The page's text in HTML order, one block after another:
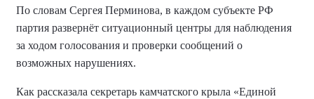
По словам Сергея Перминова, в каждом субъекте РФ
партия развернёт ситуационный центры для наблюдения
за ходом голосования и проверки сообщений о
возможных нарушениях.
Как рассказала секретарь камчатского крыла «Единой